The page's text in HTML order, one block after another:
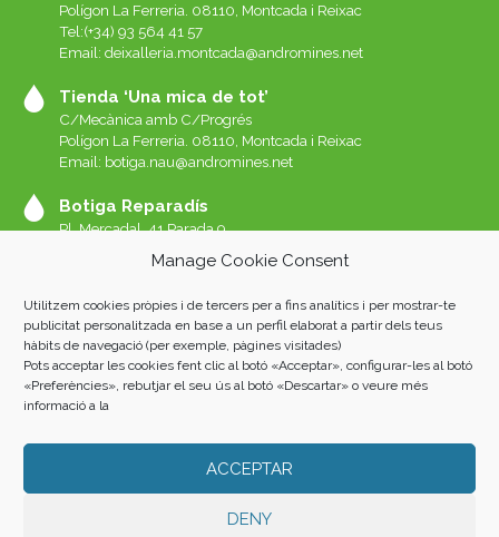
Manage Cookie Consent
Utilitzem cookies pròpies i de tercers per a fins analítics i per mostrar-te
publicitat personalitzada en base a un perfil elaborat a partir dels teus
hàbits de navegació (per exemple, pàgines visitades)
Pots acceptar les cookies fent clic al botó «Acceptar», configurar-les al botó
«Preferències», rebutjar el seu ús al botó «Descartar» o veure més
informació a la
ACCEPTAR
DENY
Polígon La Ferreria. 08110, Montcada i Reixac
Tel:(+34) 93 564 41 57
Email: deixalleria.montcada@andromines.net
Tienda ‘Una mica de tot’
C/Mecànica amb C/Progrés
Polígon La Ferreria. 08110, Montcada i Reixac
Email: botiga.nau@andromines.net
Botiga Reparadís
Pl. Mercadal, 41 Parada 9
Galeries del Mercat de Sant Andreu. 08030 Barcelona
Whatssap 639-520-060
Botiga Una Mica de tot Sant Andreu
Pl. Mercadal, 41 Parada 8
Galeries del Mercat de Sant Andreu. 08030 Barcelona
AVISO LEGAL|POLÍTICA DE PRIVACIDAD
COOKIES| Fotos: Albert San Andrés i Oriol L. Rubio. Home: Luis
Álvarez Marra.